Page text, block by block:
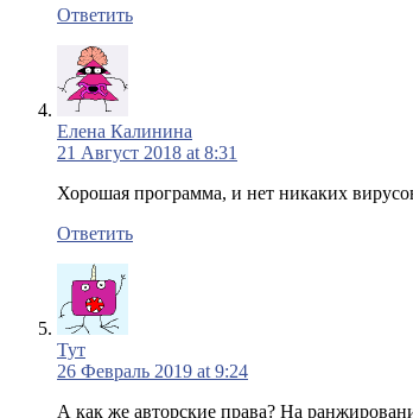
Ответить
Елена Калинина
21 Август 2018 at 8:31
Хорошая программа, и нет никаких
Ответить
Тут
26 Февраль 2019 at 9:24
А как же авторские права? На